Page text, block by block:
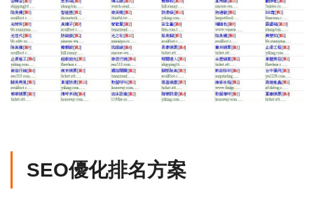
SEO優化排名方案